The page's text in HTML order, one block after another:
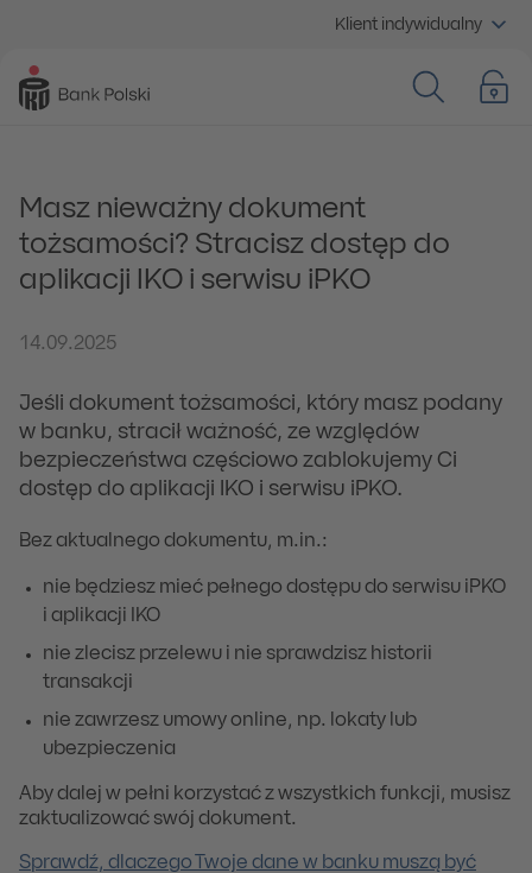
Klient indywidualny
Masz nieważny dokument
tożsamości? Stracisz dostęp do
aplikacji IKO i serwisu iPKO
14.09.2025
Jeśli dokument tożsamości, który masz podany
w banku, stracił ważność, ze względów
bezpieczeństwa częściowo zablokujemy Ci
dostęp do aplikacji IKO i serwisu iPKO.
Bez aktualnego dokumentu, m.in.:
nie będziesz mieć pełnego dostępu do serwisu iPKO
i aplikacji IKO
nie zlecisz przelewu i nie sprawdzisz historii
transakcji
nie zawrzesz umowy online, np. lokaty lub
ubezpieczenia
Aby dalej w pełni korzystać z wszystkich funkcji, musisz
zaktualizować swój dokument.
Sprawdź, dlaczego Twoje dane w banku muszą być